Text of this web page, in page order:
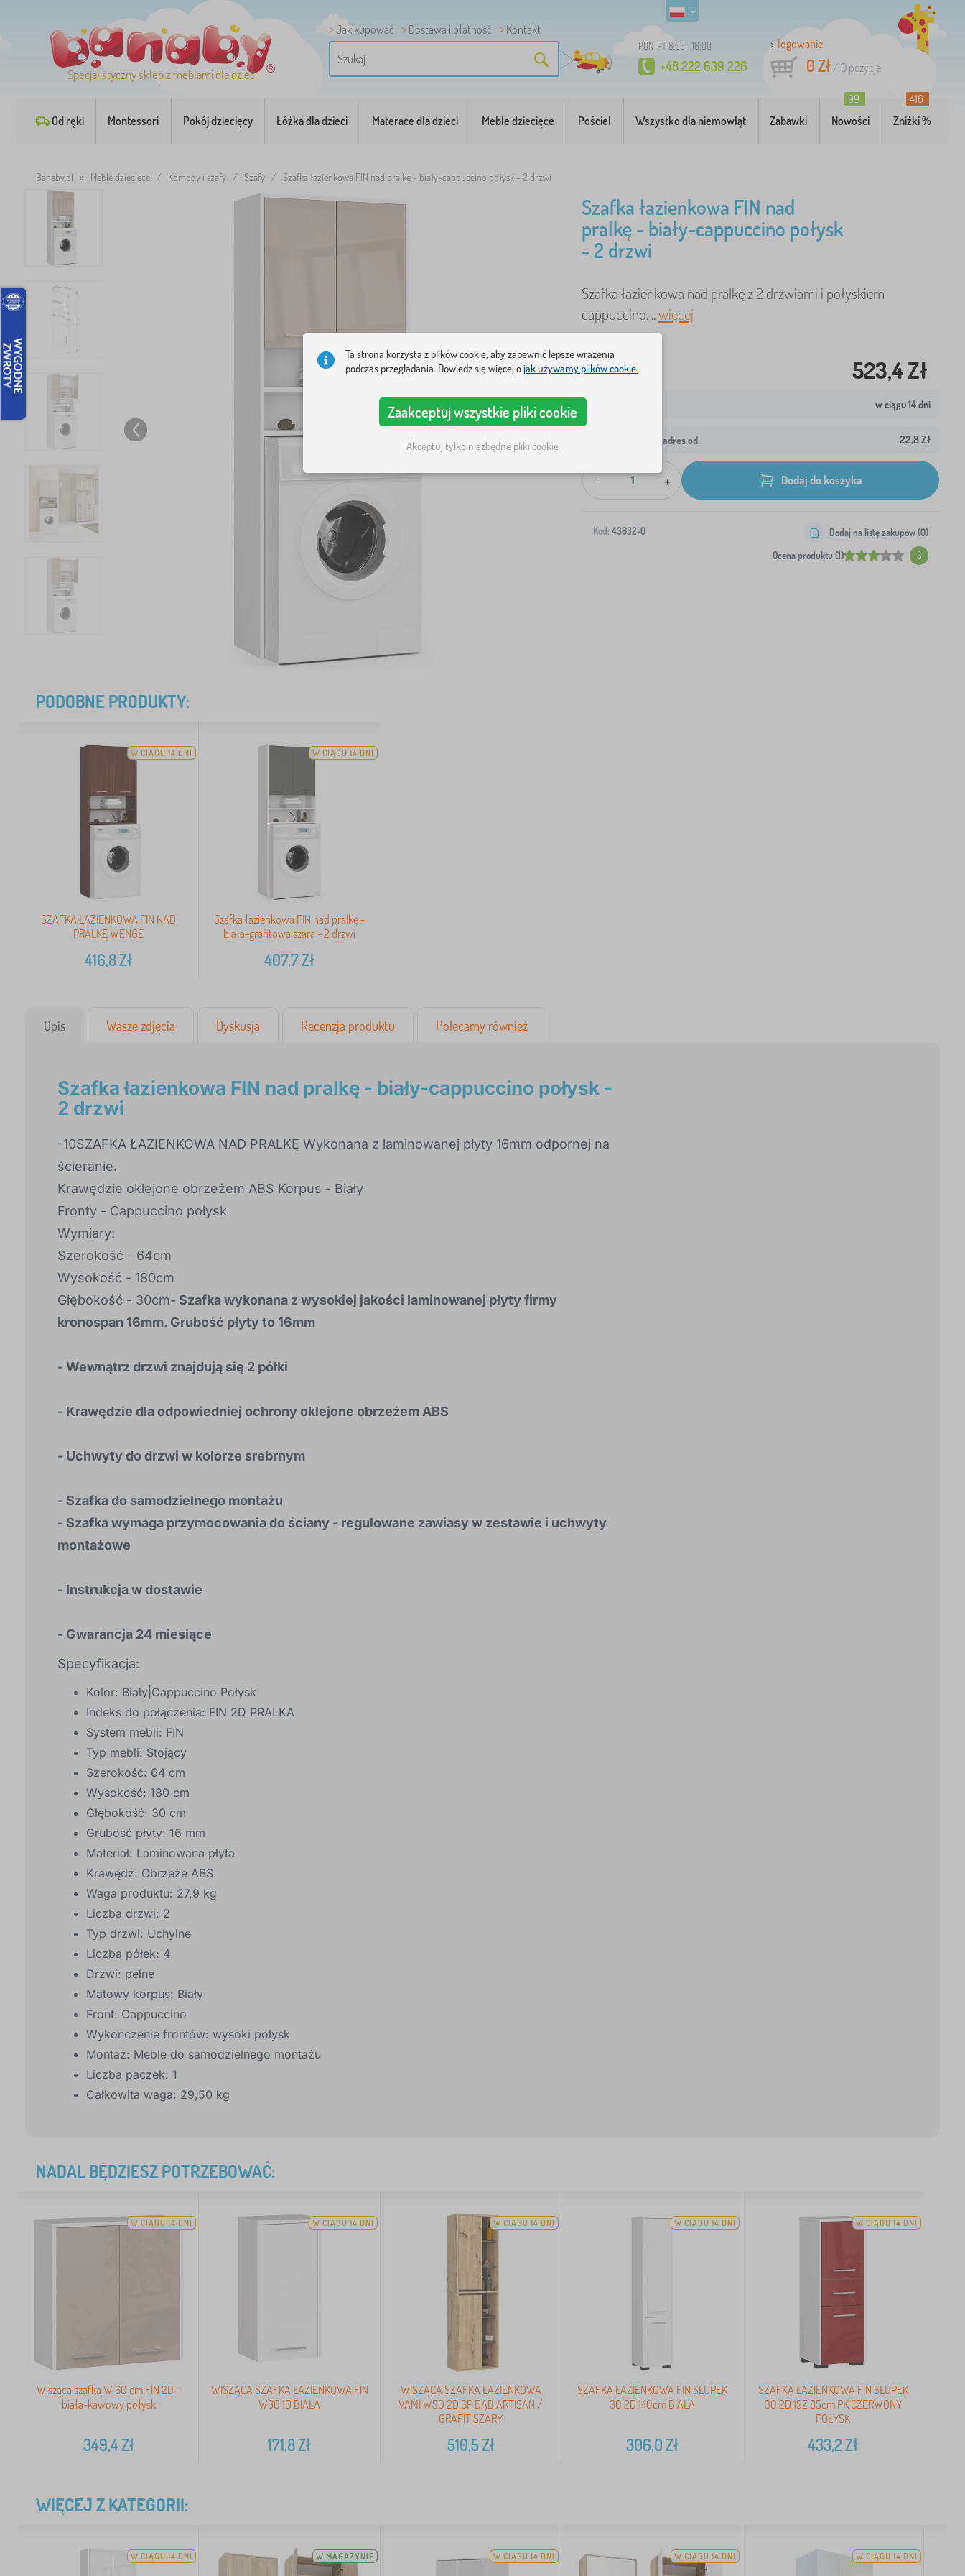
Specjalistyczny sklep z meblami dla dzieci
Jak kupować Dostawa i płatność Kontakt
PON-PT 8:00—16:00
+48 222 639 226
logowanie
0 Zł/ 0 pozycje
Od ręki Montessori Pokój dziecięcy Łóżka dla dzieci Materace dla dzieci Meble dziecięce Pościel Wszystko dla niemowląt Zabawki Nowości
99
Zniżki %
416
Banaby.pl » Meble dziecięce / Komody i szafy / Szafy / Szafka łazienkowa FIN nad pralkę - biały-cappuccino połysk - 2 drzwi
Szafka łazienkowa FIN nad
pralkę - biały-cappuccino połysk
- 2 drzwi
Szafka łazienkowa nad pralkę z 2 drzwiami i połyskiem
cappuccino. ..więcej
523,4 Zł
w ciągu 14 dni
Wysyłka na Twój adres od: 22,8 Zł
- + Dodaj do koszyka
Kod: 43632-0
Ocena produktu (1) 3
Dodaj na listę zakupów (0)
PODOBNE PRODUKTY:
W CIĄGU 14 DNI
SZAFKA ŁAZIENKOWA FIN NAD
PRALKĘ WENGE
416,8Zł
W CIĄGU 14 DNI
Szafka łazienkowa FIN nad pralkę -
biała-grafitowa szara - 2 drzwi
407,7Zł
Opis Wasze zdjęcia Dyskusja Recenzja produktu Polecamy również
Szafka łazienkowa FIN nad pralkę - biały-cappuccino połysk -
2 drzwi
-10SZAFKA ŁAZIENKOWA NAD PRALKĘ Wykonana z laminowanej płyty 16mm odpornej na
ścieranie.
Krawędzie oklejone obrzeżem ABS Korpus - Biały
Fronty - Cappuccino połysk
Wymiary:
Szerokość - 64cm
Wysokość - 180cm
Głębokość - 30cm- Szafka wykonana z wysokiej jakości laminowanej płyty firmy
kronospan 16mm. Grubość płyty to 16mm
- Wewnątrz drzwi znajdują się 2 półki
- Krawędzie dla odpowiedniej ochrony oklejone obrzeżem ABS
- Uchwyty do drzwi w kolorze srebrnym
- Szafka do samodzielnego montażu
- Szafka wymaga przymocowania do ściany - regulowane zawiasy w zestawie i uchwyty
montażowe
- Instrukcja w dostawie
- Gwarancja 24 miesiące
Specyfikacja:
Kolor: Biały|Cappuccino Połysk
Indeks do połączenia: FIN 2D PRALKA
System mebli: FIN
Typ mebli: Stojący
Szerokość: 64 cm
Wysokość: 180 cm
Głębokość: 30 cm
Grubość płyty: 16 mm
Materiał: Laminowana płyta
Krawędź: Obrzeże ABS
Waga produktu: 27,9 kg
Liczba drzwi: 2
Typ drzwi: Uchylne
Liczba półek: 4
Drzwi: pełne
Matowy korpus: Biały
Front: Cappuccino
Wykończenie frontów: wysoki połysk
Montaż: Meble do samodzielnego montażu
Liczba paczek: 1
Całkowita waga: 29,50 kg
NADAL BĘDZIESZ POTRZEBOWAĆ:
W CIĄGU 14 DNI
Wisząca szafka W 60 cm FIN 2D -
biała-kawowy połysk
349,4Zł
W CIĄGU 14 DNI
WISZĄCA SZAFKA ŁAZIENKOWA FIN
W30 1D BIAŁA
171,8Zł
W CIĄGU 14 DNI
WISZĄCA SZAFKA ŁAZIENKOWA
VAMI W50 2D 6P DĄB ARTISAN /
GRAFIT SZARY
510,5Zł
W CIĄGU 14 DNI
SZAFKA ŁAZIENKOWA FIN SŁUPEK
30 2D 140cm BIAŁA
306,0Zł
W CIĄGU 14 DNI
SZAFKA ŁAZIENKOWA FIN SŁUPEK
30 2D 1SZ 85cm PK CZERWONY
POŁYSK
433,2Zł
WIĘCEJ Z KATEGORII:
W CIĄGU 14 DNI W MAGAZYNIE W CIĄGU 14 DNI W CIĄGU 14 DNI W CIĄGU 14 DNI
Ta strona korzysta z plików cookie, aby zapewnić lepsze wrażenia
podczas przeglądania. Dowiedz się więcej ojak używamy plików cookie.
Zaakceptuj wszystkie pliki cookie
Akceptuj tylko niezbędne pliki cookie